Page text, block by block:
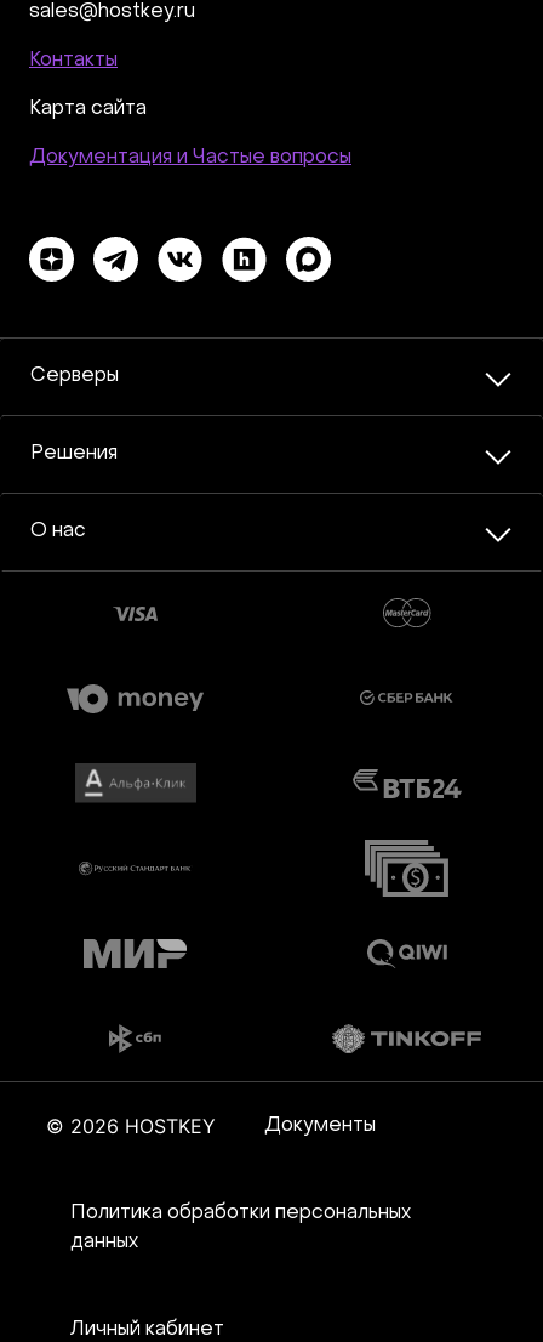
sales@hostkey.ru
Контакты
Карта сайта
Документация и Частые вопросы
Серверы
Решения
О нас
© 2026 HOSTKEY Документы
Политика обработки персональных
данных
Личный кабинет